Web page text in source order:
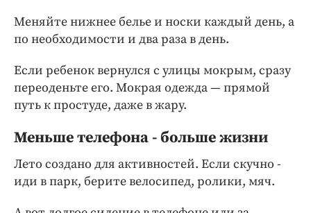
Меняйте нижнее белье и носки каждый день, а
по необходимости и два раза в день.
Если ребенок вернулся с улицы мокрым, сразу
переоденьте его. Мокрая одежда — прямой
путь к простуде, даже в жару.
Меньше телефона - больше жизни
Лето создано для активностей. Если скучно -
иди в парк, берите велосипед, ролики, мяч.